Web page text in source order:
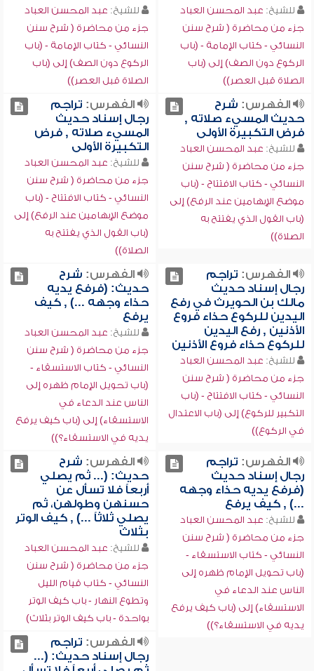
للشيخ: عبد المحسن العباد
جزء من محاضرة ( شرح سنن
النسائي - كتاب الإمامة - (باب
الركوع دون الصف) إلى (باب
الصلاة قبل العصر))
للشيخ: عبد المحسن العباد
جزء من محاضرة ( شرح سنن
النسائي - كتاب الإمامة - (باب
الركوع دون الصف) إلى (باب
الصلاة قبل العصر))
الفهرس: شرح
حديث المسيء صلاته ,
فرض التكبيرة الأولى
للشيخ: عبد المحسن العباد
جزء من محاضرة ( شرح سنن
النسائي - كتاب الافتتاح - (باب
موضع الإبهامين عند الرفع) إلى
(باب القول الذي يفتتح به
الصلاة))
الفهرس: تراجم
رجال إسناد حديث
المسيء صلاته , فرض
التكبيرة الأولى
للشيخ: عبد المحسن العباد
جزء من محاضرة ( شرح سنن
النسائي - كتاب الافتتاح - (باب
موضع الإبهامين عند الرفع) إلى
(باب القول الذي يفتتح به
الصلاة))
الفهرس: تراجم
رجال إسناد حديث
مالك بن الحويرث في رفع
اليدين للركوع حذاء فروع
الأذنين , رفع اليدين
للركوع حذاء فروع الأذنين
للشيخ: عبد المحسن العباد
جزء من محاضرة ( شرح سنن
النسائي - كتاب الافتتاح - (باب
التكبير للركوع) إلى (باب الاعتدال
في الركوع))
الفهرس: شرح
حديث: (فرفع يديه
حذاء وجهه ...) , كيف
يرفع
للشيخ: عبد المحسن العباد
جزء من محاضرة ( شرح سنن
النسائي - كتاب الاستسقاء -
(باب تحويل الإمام ظهره إلى
الناس عند الدعاء في
الاستسقاء) إلى (باب كيف يرفع
يديه في الاستسقاء؟))
الفهرس: تراجم
رجال إسناد حديث
(فرفع يديه حذاء وجهه
...) , كيف يرفع
للشيخ: عبد المحسن العباد
جزء من محاضرة ( شرح سنن
النسائي - كتاب الاستسقاء -
(باب تحويل الإمام ظهره إلى
الناس عند الدعاء في
الاستسقاء) إلى (باب كيف يرفع
يديه في الاستسقاء؟))
الفهرس: شرح
حديث: (... ثم يصلي
أربعاً فلا تسأل عن
حسنهن وطولهن، ثم
يصلي ثلاثاً ...) , كيف الوتر
بثلاث
للشيخ: عبد المحسن العباد
جزء من محاضرة ( شرح سنن
النسائي - كتاب قيام الليل
وتطوع النهار - باب كيف الوتر
بواحدة - باب كيف الوتر بثلاث)
الفهرس: تراجم
رجال إسناد حديث: (...